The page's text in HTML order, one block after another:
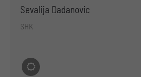
Sevalija Dadanovic
SHK